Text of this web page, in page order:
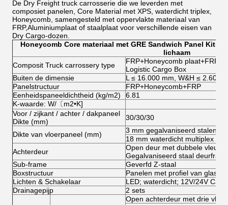
De Dry Freight truck carrosserie die we leverden met
composiet panelen, Core Material met XPS, waterdicht triplex,
Honeycomb, samengesteld met oppervlakte materiaal van
FRP,Aluminiumplaat of staalplaat voor verschillende eisen van
Dry Cargo-dozen.
Honeycomb Core materiaal met GRE Sandwich Panel Kits
lichaam
Composit Truck carrossery type
FRP+Honeycomb plaat+FRP
Logistic Cargo Box
Buiten de dimensie
L ≤ 16.000 mm, W&H ≤ 2.600
Panelstructuur
FRP+Honeycomb+FRP
Eenheidspaneeldichtheid (kg/m2)
6.81
K-waarde: W/〔m2•K]
Voor / zijkant / achter / dakpaneel
Dikte (mm)
30/30/30
Dikte van vloerpaneel (mm)
3 mm gegalvaniseerd stalen
18 mm waterdicht multiplex
Achterdeur
Open deur met dubbele
Gegalvaniseerd staal
Sub-frame
Geverfd Z-staal
Boxstructuur
Panelen met profiel van
Lichten & Schakelaar
LED; waterdicht; 12V/24V
Drainagepijp
2 sets
Open achterdeur met drie